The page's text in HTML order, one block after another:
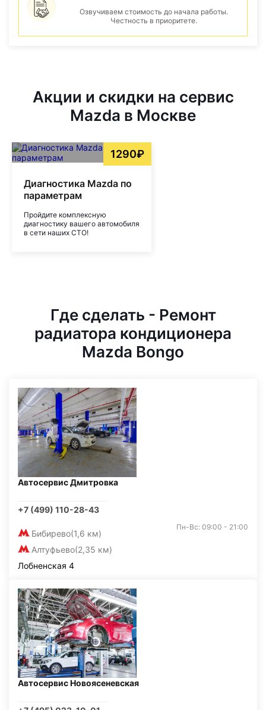
Озвучиваем стоимость до начала работы.
Честность в приоритете.
Акции и скидки на сервис
Mazda в Москве
1290₽
Диагностика Mazda по
параметрам
Пройдите комплексную
диагностику вашего автомобиля
в сети наших СТО!
Где сделать - Ремонт
радиатора кондиционера
Mazda Bongo
Автосервис Дмитровка
+7 (499) 110-28-43
Бибирево(1,6 км)
Алтуфьево(2,35 км)
Пн-Вс: 09:00 - 21:00
Лобненская 4
Автосервис Новоясеневская